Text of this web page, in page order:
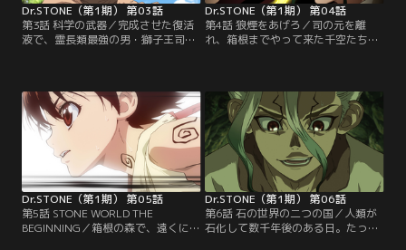
Dr.STONE（第1期） 第03話
第3話 科学の武器／完成させた復活
液で、霊長類最強の男・獅子王司の
な思想を千空に語り、石化した大人
を破壊し始める。危険を感じた千空
は、幼馴染の杠を復活させ、今すぐ
この場から離れる、もしくは3人で
司の破壊を止めようと考える。そん
な中、戻ってきた司は…。
Dr.STONE（第1期） 第04話
第4話 狼煙をあげろ／司の元を離
れ、箱根までやって来た千空たち。
薬作りを開始する。そんな中、千空
たちは、遠くで狼煙が上がっている
のを発見する！このストーンワール
ドに自分たち以外の人間がいる事を
確信した千空は、司に見つかるリス
クを負いながらも…。
Dr.STONE（第1期） 第05話
第5話 STONE WORLD THE
BEGINNING／箱根の森で、遠くに狼
Dr.STONE（第1期） 第06話
第6話 石の世界の二つの国／人類が
石化して数千年後のある日。たった